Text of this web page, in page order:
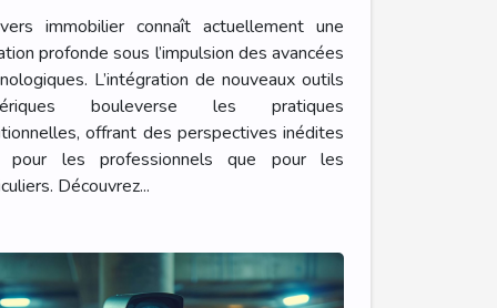
le secteur immobilier ?
immobilier connaît actuellement une
profonde sous l’impulsion des avancées
L’intégration de nouveaux outils
bouleverse les pratiques
offrant des perspectives inédites
pour les professionnels que pour les
Découvrez...